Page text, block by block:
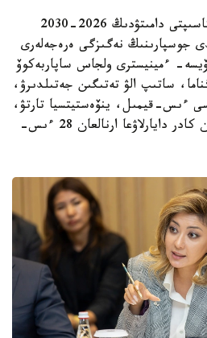
قاتىسۋشىلارعا جەڭىل ونەركاسىپتى دامىتۋدىڭ 2026-2030
جوسپارىنىڭ نەگىزگى ەرەجەلەرى
ءمينيسترى ولجاس ساپاربەكوۆ
ساتىپ الۋ تەتىگىن جەتىلدىرۋ،
ءىس-قيمىل، ينۆەستيتسيا تارتۋ،
وتاندىق برەندتى دامىتۋ مەن كادر دايارلاۋعا ارنالعان 28 ءىس-